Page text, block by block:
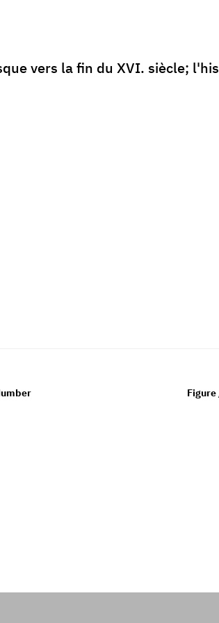
vers la fin du XVI. siècle;